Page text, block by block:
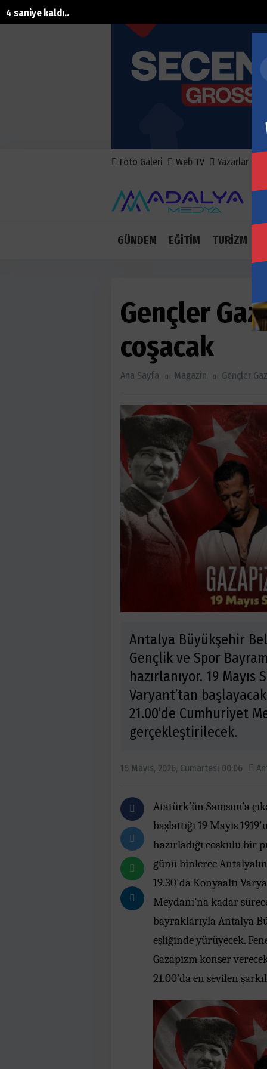
2 saniye kaldı..
Foto Galeri Web TV Yazarlar
GÜNDEM EĞİTİM TURİZM
Gençler
coşacak
Ana Sayfa Magazin Gençler
Antalya Büyükşehir
Gençlik ve Spor
hazırlanıyor. 19 Mayıs
Varyant’tan
21.00’de Cumhuriyet
gerçekleştirilecek.
16 Mayıs, 2026, Cumartesi 00:06
Atatürk’ün Samsun’a
başlattığı 19 Mayıs
hazırladığı coşkulu bir
günü binlerce
19.30'da Konyaaltı
Meydanı’na kadar
bayraklarıyla Antalya
eşliğinde yürüyecek.
Gazapizm konser
21.00’da en sevilen